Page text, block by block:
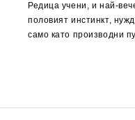
Редица учени, и най-
половият инстинкт,
само като производни